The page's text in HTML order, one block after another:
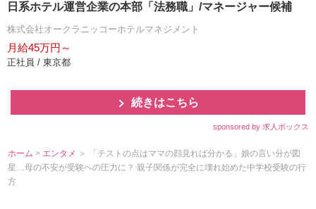
日系ホテル運営企業の本部「法務職」/マネージャー候補
株式会社オークラニッコーホテルマネジメント
月給45万円～
正社員 / 東京都
続きはこちら
sponsored by 求人ボックス
ホーム > エンタメ ＞ 「テストの点はママの顔見れば分かる」娘の言い分が図
星…母の不安が受験への圧力に？ 親子関係が完全に壊れ始めた中学校受験の行
方